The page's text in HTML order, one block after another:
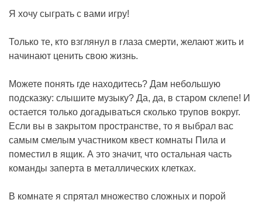
Я хочу сыграть с вами игру!
Только те, кто взглянул в глаза смерти, желают жить и
начинают ценить свою жизнь.
Можете понять где находитесь? Дам небольшую
подсказку: слышите музыку? Да, да, в старом склепе! И
остается только догадываться сколько трупов вокруг.
Если вы в закрытом пространстве, то я выбрал вас
самым смелым участником квест комнаты Пила и
поместил в ящик. А это значит, что остальная часть
команды заперта в металлических клетках.
В комнате я спрятал множество сложных и порой